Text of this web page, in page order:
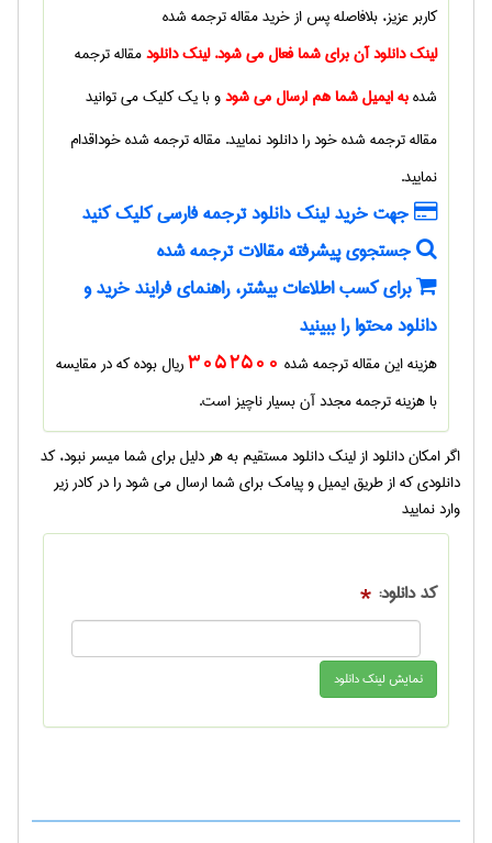
کاربر عزیز، بلافاصله پس از خریدمقاله ترجمه شده
لینک دانلود آن برای شما فعال می شود. لینک دانلودمقاله ترجمه
شدهبه ایمیل شما هم ارسال می شودو با یک کلیک می توانید
مقاله ترجمه شدهخود را دانلود نمایید.مقاله ترجمه شدهخوداقدام
نمایید.
جهت خرید لینک دانلود ترجمه فارسی کلیک کنید
جستجوی پیشرفته مقالات ترجمه شده
برای کسب اطلاعات بیشتر، راهنمای فرایند خرید و
دانلود محتوا را ببینید
هزینه این مقاله ترجمه شده 3052500ریال بوده که در مقایسه
با هزینه ترجمه مجدد آن بسیار ناچیز است.
اگر امکان دانلود از لینک دانلود مستقیم به هر دلیل برای شما میسر نبود، کد
دانلودی که از طریق ایمیل و پیامک برای شما ارسال می شود را در کادر زیر
وارد نمایید
کد دانلود: *